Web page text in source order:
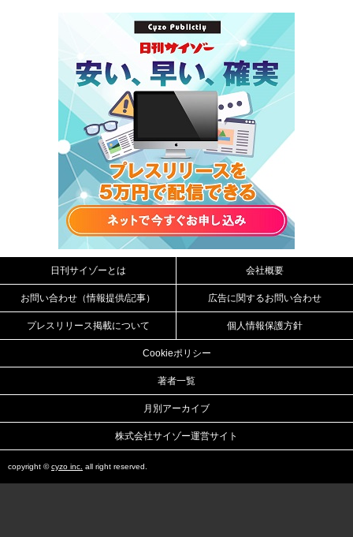
日刊サイゾーとは 会社概要
お問い合わせ（情報提供/記事） 広告に関するお問い合わせ
プレスリリース掲載について 個人情報保護方針
Cookieポリシー
著者一覧
月別アーカイブ
株式会社サイゾー運営サイト
copyright ©cyzo inc. all right reserved.